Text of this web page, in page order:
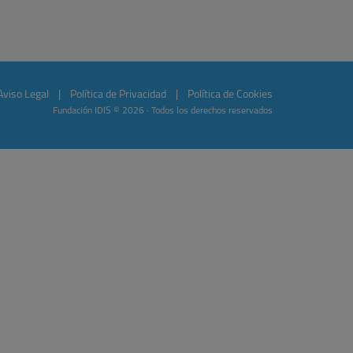
Legal Política de Privacidad Política de Cookies
Fundación IDIS © 2026 · Todos los derechos reservados